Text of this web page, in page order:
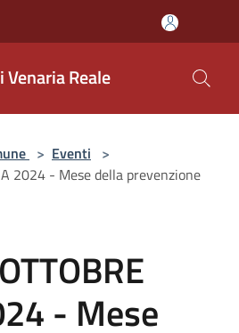
Venaria Reale
> Eventi >
2024 - Mese della prevenzione
- Mese